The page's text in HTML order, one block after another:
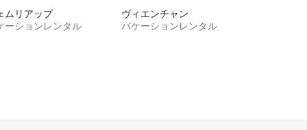
ムリアップ
ーションレンタル
ヴィエンチャン
バケーションレンタル